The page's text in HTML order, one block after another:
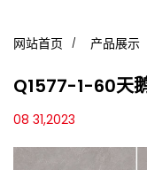
网站首页 产品展示
Q1577-1-60天
08 31,2023